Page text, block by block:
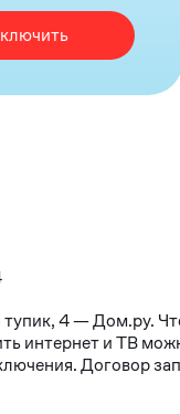
4 — Дом.ру.
интернет и ТВ
Договор